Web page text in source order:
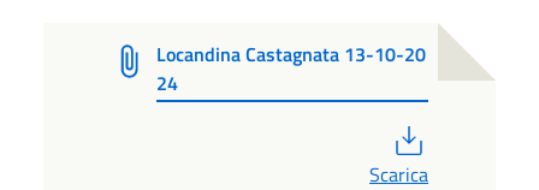
Locandina Castagnata 13-10-20
24
Scarica